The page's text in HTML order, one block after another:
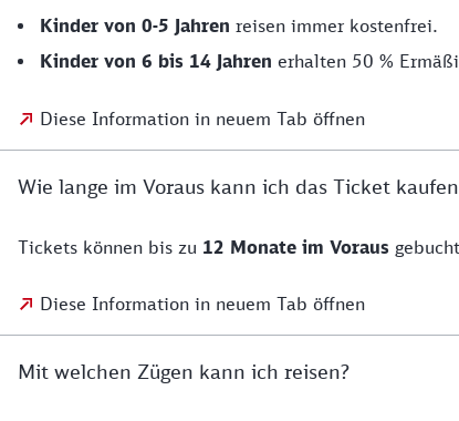
Kinder von 0-5 Jahren reisen immer kostenfrei.
Kinder von 6 bis 14 Jahren erhalten 50 %
Diese Information in neuem Tab öffnen
Wie lange im Voraus kann ich das Ticket
Tickets können bis zu 12 Monate im Voraus
Diese Information in neuem Tab öffnen
Mit welchen Zügen kann ich reisen?